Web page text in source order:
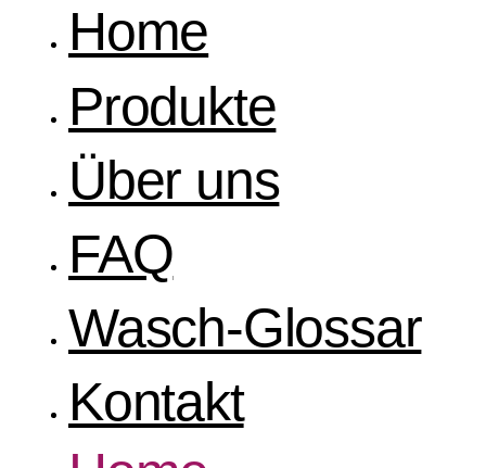
Home
Produkte
Über uns
FAQ
Wasch-Glossar
Kontakt